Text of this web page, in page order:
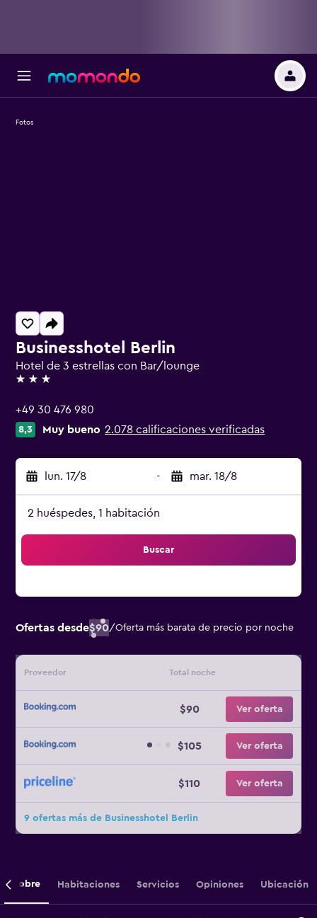
Businesshotel Berlin
Hotel de 3 estrellas con Bar/lounge
3 estrellas
+49 30 476 980
8,3 Muy bueno 2.078 calificaciones verificadas
lun. 17/8 - mar. 18/8
2 huéspedes, 1 habitación
Buscar
Ofertas desde$90/Oferta más barata de precio por noche
Proveedor Total noche
$90 Ver oferta
$105 Ver oferta
$110 Ver oferta
9 ofertas más de Businesshotel Berlin
Fotos
Sobre Habitaciones Servicios Opiniones Ubicación